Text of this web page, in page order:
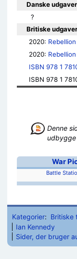
Danske
?
Britiske
2020: Rebellion
2020: Rebellion
ISBN 978 1
ISBN 978 1
Denne
udbygge
War
Battle
Kategorier: Britiske
Ian Kennedy
Sider, der bruger